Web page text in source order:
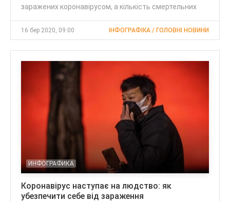
заражених коронавірусом, а кількість смертельних
16 бер 2020, 09:00 ІНФОГРАФІКА / ГОЛОВНІ НОВИНИ
ИНФОГРАФИКА
Коронавірус наступає на людство: як
убезпечити себе від зараження